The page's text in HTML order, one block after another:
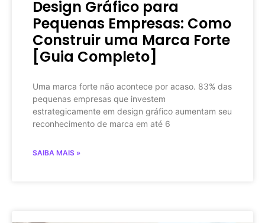
Design Gráfico para
Pequenas Empresas: Como
Construir uma Marca Forte
[Guia Completo]
Uma marca forte não acontece por acaso. 83% das
pequenas empresas que investem
estrategicamente em design gráfico aumentam seu
reconhecimento de marca em até 6
SAIBA MAIS »